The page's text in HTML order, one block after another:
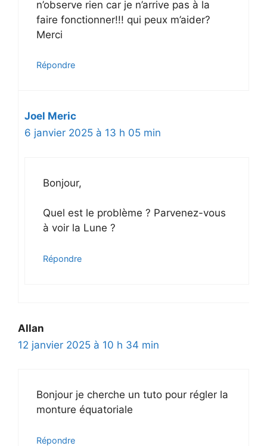
n’observe rien car je n’arrive pas à la
faire fonctionner!!! qui peux m’aider?
Merci
Répondre
Joel Meric
6 janvier 2025 à 13 h 05 min
Bonjour,
Quel est le problème ? Parvenez-vous
à voir la Lune ?
Répondre
Allan
12 janvier 2025 à 10 h 34 min
Bonjour je cherche un tuto pour régler la
monture équatoriale
Répondre